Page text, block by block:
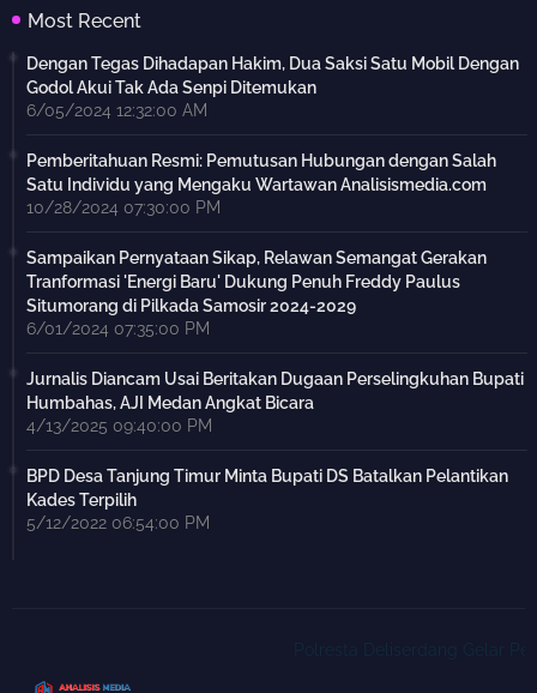
Most Recent
Dengan Tegas Dihadapan Hakim, Dua Saksi Satu Mobil Dengan
Godol Akui Tak Ada Senpi Ditemukan
6/05/2024 12:32:00 AM
Pemberitahuan Resmi: Pemutusan Hubungan dengan Salah
Satu Individu yang Mengaku Wartawan Analisismedia.com
10/28/2024 07:30:00 PM
Sampaikan Pernyataan Sikap, Relawan Semangat Gerakan
Tranformasi 'Energi Baru' Dukung Penuh Freddy Paulus
Situmorang di Pilkada Samosir 2024-2029
6/01/2024 07:35:00 PM
Jurnalis Diancam Usai Beritakan Dugaan Perselingkuhan Bupati
Humbahas, AJI Medan Angkat Bicara
4/13/2025 09:40:00 PM
BPD Desa Tanjung Timur Minta Bupati DS Batalkan Pelantikan
Kades Terpilih
5/12/2022 06:54:00 PM